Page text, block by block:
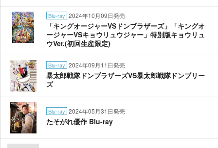
Blu-ray 2024年10月09日発売
「キングオージャーVSドンブラザーズ」「キングオ
ージャーVSキョウリュウジャー」特別版キョウリュ
ウVer.(初回生産限定)
Blu-ray 2024年09月11日発売
暴太郎戦隊ドンブラザーズVS暴太郎戦隊ドンブリー
ズ
Blu-ray 2024年05月31日発売
たそがれ優作 Blu-ray